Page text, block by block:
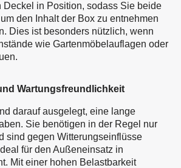
Deckel in Position, sodass Sie beide
den Inhalt der Box zu entnehmen
Dies ist besonders nützlich, wenn
wie Gartenmöbelauflagen oder
Wartungsfreundlichkeit
darauf ausgelegt, eine lange
Sie benötigen in der Regel nur
sind gegen Witterungseinflüsse
für den Außeneinsatz in
Mit einer hohen Belastbarkeit